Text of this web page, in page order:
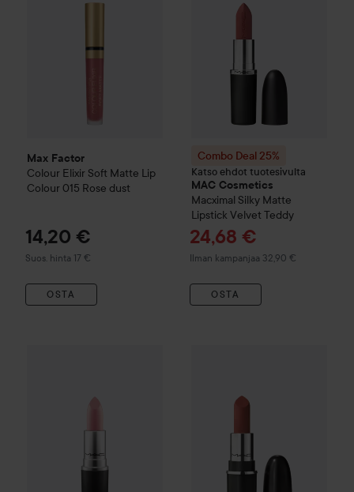
Max Factor
Colour Elixir Soft Matte Lip
Colour 015 Rose dust
14,20 €
Suos. hinta 17 €
Suositeltu hinta 17 €
OSTA
Combo Deal 25%
Katso ehdot tuotesivulta
MAC Cosmetics
Macximal Silky Matte
Lipstick Velvet Teddy
Tarjoushinta
24,68 €
Ilman kampanjaa 32,90 €
OSTA